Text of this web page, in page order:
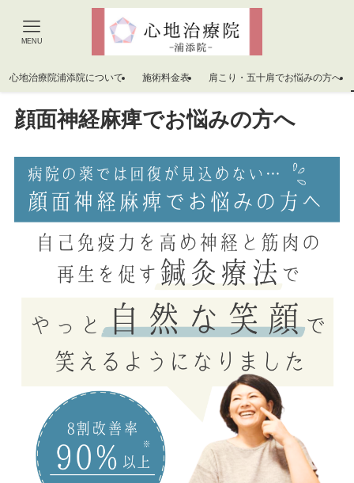
MENU
心地治療院浦添院について 施術料金表 肩こり・五十肩でお悩みの方へ
顔面神経麻痺でお悩みの方へ